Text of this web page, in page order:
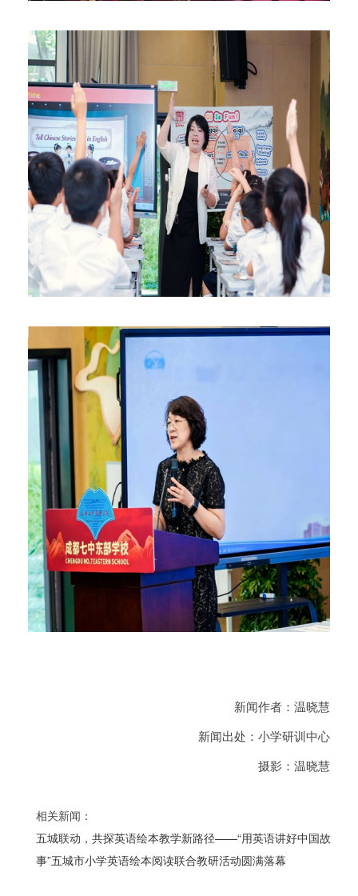
新闻作者：温晓慧
新闻出处：小学研训中心
摄影：温晓慧
相关新闻：
五城联动，共探英语绘本教学新路径——“用英语讲好中国故
事”五城市小学英语绘本阅读联合教研活动圆满落幕